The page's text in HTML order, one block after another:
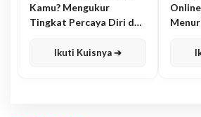
Kamu? Mengukur
Tingkat Percaya Diri dan
Ikuti Kuisnya ➔